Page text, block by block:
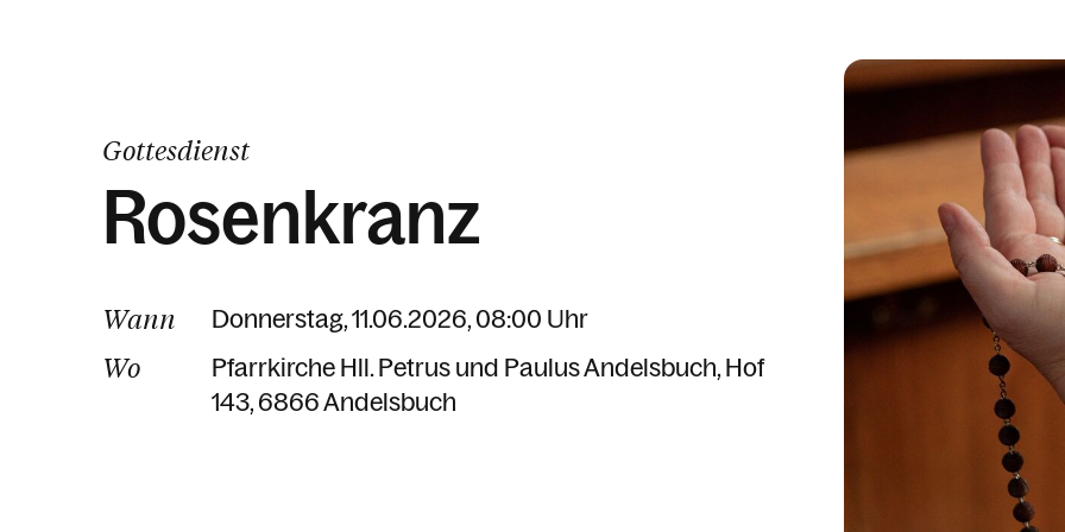
Gottesdienst
Rosenkranz
Wann Donnerstag, 11.06.2026, 08:00 Uhr
Wo Pfarrkirche Hll. Petrus und Paulus Andelsbuch Hof
143 6866 Andelsbuch